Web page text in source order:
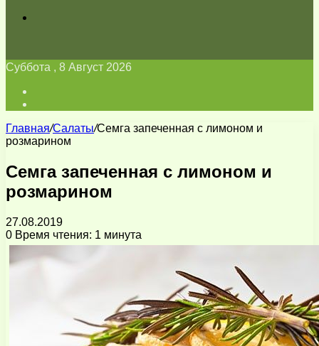
Суббота , 8 Август 2026
Главная/Салаты/Семга запеченная с лимоном и
розмарином
Семга запеченная с лимоном и
розмарином
27.08.2019
0 Время чтения: 1 минута